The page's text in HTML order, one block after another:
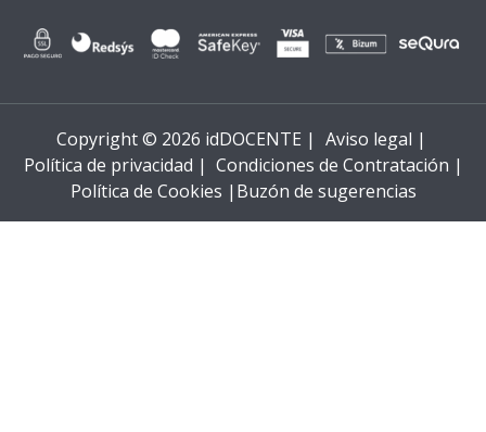
Copyright © 2026 idDOCENTE | Aviso legal |
Política de privacidad | Condiciones de Contratación |
Política de Cookies | Buzón de sugerencias